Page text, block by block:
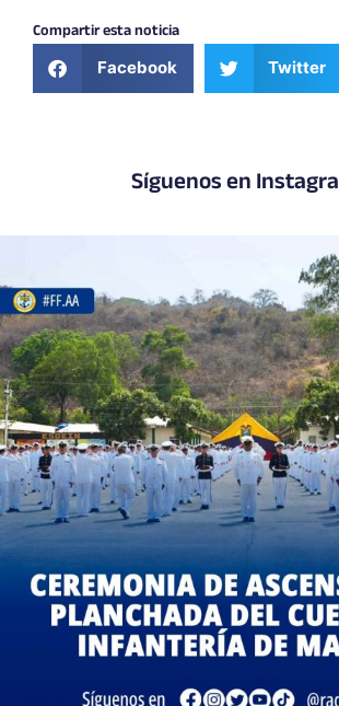
Compartir esta noticia
Facebook Twitter
Síguenos en